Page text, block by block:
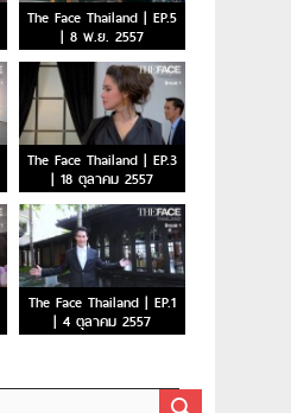
The Face Thailand | EP.5
| 8 พ.ย. 2557
The Face Thailand | EP.3
| 18 ตุลาคม 2557
The Face Thailand | EP.1
| 4 ตุลาคม 2557